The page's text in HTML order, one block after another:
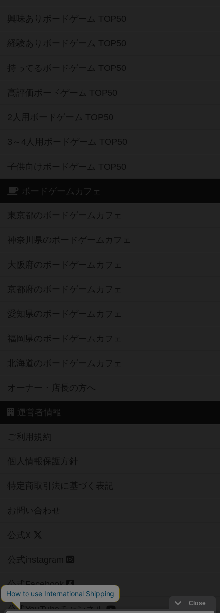
興味ありボードゲーム TOP50
経験ありボードゲーム TOP50
持ってるボードゲーム TOP50
高評価ボードゲーム TOP50
2人用ボードゲーム TOP50
3～4人用ボードゲーム TOP50
子供向けボードゲーム TOP50
ボードゲームカフェ
東京都のボードゲームカフェ
神奈川県のボードゲームカフェ
大阪府のボードゲームカフェ
京都府のボードゲームカフェ
愛知県のボードゲームカフェ
福岡県のボードゲームカフェ
北海道のボードゲームカフェ
オーナー・店長の方へ
運営者情報
ご利用規約
個人情報保護方針
特定商取引法に基づく表記
お問い合わせ
公式X
公式instagram
公式Facebook
公式YouTubeチャンネル